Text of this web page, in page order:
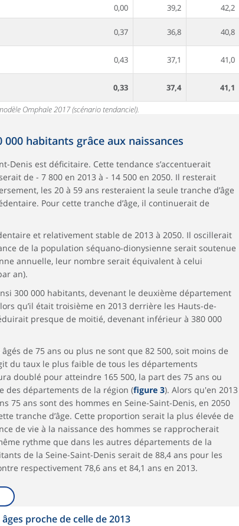
0,00 39,2
42,2
0,37 36,8 40,8
0,43 37,1 41,0
0,33 37,4 41,1
Omphale 2017 (scénario tendanciel).
000 habitants grâce aux naissances
Denis est déficitaire. Cette tendance s’accentuerait
de - 7 800 en 2013 à - 14 500 en 2050. Il resterait
les 20 à 59 ans resteraient la seule tranche d’âge
Pour cette tranche d’âge, il continuerait de
et relativement stable de 2013 à 2050. Il oscillerait
de la population séquano-dionysienne serait soutenue
annuelle, leur nombre serait équivalent à celui
an).
300 000 habitants, devenant le deuxième département
qu’il était troisième en 2013 derrière les Hauts-de-
presque de moitié, devenant inférieur à 380 000
de 75 ans ou plus ne sont que 82 500, soit moins de
du taux le plus faible de tous les départements
doublé pour atteindre 165 500, la part des 75 ans ou
des départements de la région (figure 3). Alors qu'en 2013
75 ans sont des hommes en Seine-Saint-Denis, en 2050
tranche d’âge. Cette proportion serait la plus élevée de
de vie à la naissance des hommes se rapprocherait
rythme que dans les autres départements de la
de la Seine-Saint-Denis serait de 88,4 ans pour les
respectivement 78,6 ans et 84,1 ans en 2013.
proche de celle de 2013